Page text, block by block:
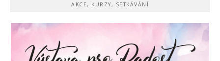
AKCE, KURZY, SETKÁVÁNÍ